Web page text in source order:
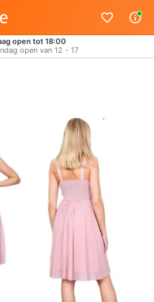
open tot 18:00
open van 12 - 17